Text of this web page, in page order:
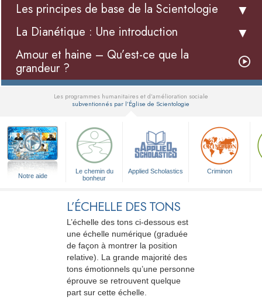
Les principes de base de la Scientologie
La Dianétique : Une introduction
Amour et haine – Qu’est-ce que la
grandeur ?
Les programmes humanitaires et d’amélioration sociale
subventionnés par l’Église de Scientologie
Notre aide
Le chemin du
bonheur
Applied Scholastics Criminon
L’ÉCHELLE DES TONS
L’échelle des tons ci-dessous est
une échelle numérique (graduée
de façon à montrer la position
relative). La grande majorité des
tons émotionnels qu’une personne
éprouve se retrouvent quelque
part sur cette échelle.